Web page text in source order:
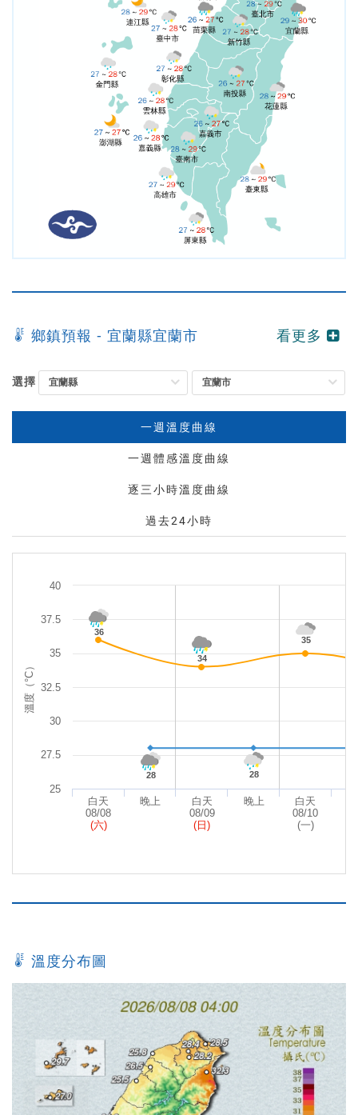
鄉鎮預報 - 宜蘭縣宜蘭市 看更多
速
地
選擇
一週溫度曲線
一週體感溫度曲線
逐三小時溫度曲線
過去24小時
溫度（°C）
白天
08/08
(六)
晚上
白天
08/09
(日)
晚上
白天
08/10
(一)
25
27.5
30
32.5
35
37.5
40
36
34
35
28 28
溫度分布圖